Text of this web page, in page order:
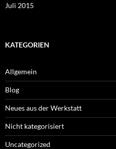
Juli 2015
KATEGORIEN
Allgemein
Blog
Neues aus der Werkstatt
Nicht kategorisiert
Uncategorized